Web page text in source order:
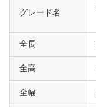
グレード名
全長
全高
全幅